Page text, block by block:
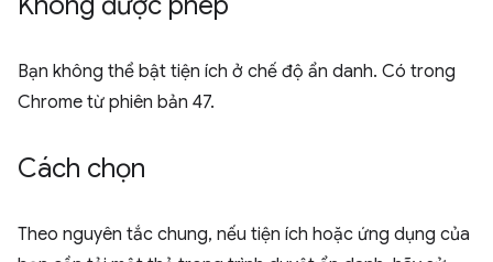
Bạn không thể bật tiện ích ở chế độ ẩn danh. Có trong
Chrome từ phiên bản 47.
Cách chọn
Theo nguyên tắc chung, nếu tiện ích hoặc ứng dụng của